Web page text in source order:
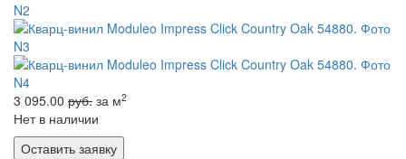
3 095.00 руб. за м2
Нет в наличии
Оставить заявку